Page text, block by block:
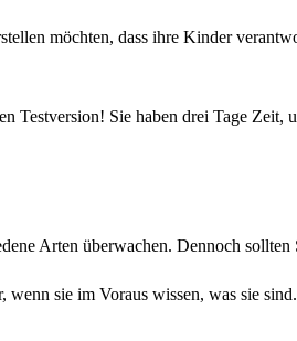
möchten, dass ihre Kinder
Testversion! Sie haben drei Tage
Arten überwachen. Dennoch
sie im Voraus wissen, was sie